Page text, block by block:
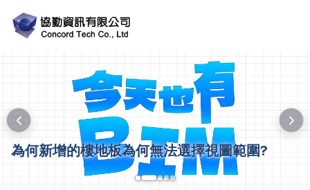
為何新增的樓地板為何無法選擇視圖範圍?